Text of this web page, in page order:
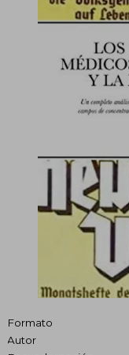
Formato
Autor